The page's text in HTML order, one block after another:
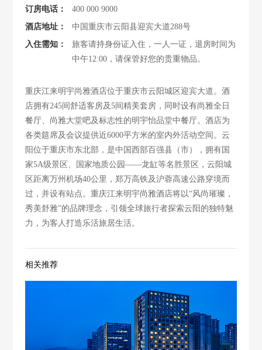
订房电话：
400 000 9000
酒店地址：
中国重庆市云阳县迎宾大道288号
入住需知：
旅客请持身份证入住，一人一证，退房时间为
中午12:00，请保管好您的贵重物品。
重庆江来明宇尚雅酒店位于重庆市云阳城区迎宾大道。酒
店拥有245间舒适客房及5间精美套房，同时设有尚雅全日
餐厅、尚雅大堂吧及标志性的明宇怡品堂中餐厅。酒店为
各类筵席及会议提供近6000平方米的室内外活动空间。云
阳位于重庆市东北部，是中国西部百强县（市），拥有国
家5A级景区、国家地质公园——龙缸等名胜景区，云阳城
区距离万州机场40公里，郑万高铁及沪蓉高速公路穿境而
过，并设有站点。重庆江来明宇尚雅酒店将以“风尚璀璨，
秀美舒雅”的品牌理念，引领全球旅行者探索云阳的独特魅
力，为客人打造乐活旅居生活。
相关推荐